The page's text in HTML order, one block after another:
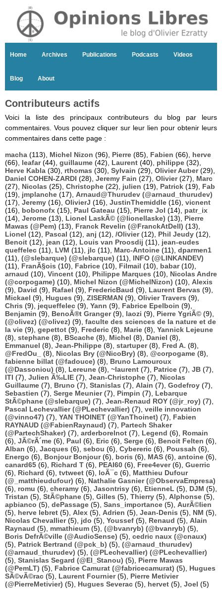
Home Archives Publications Podcasts Videos
Blog About
Contributeurs actifs
Voici la liste des principaux contributeurs du blog par leurs
commentaires. Vous pouvez cliquer sur leur lien pour obtenir leurs
commentaires dans cette page :
macha (113), Michel Nizon (96), Pierre (85), Fabien (66), herve
(66), leafar(44), guillaume (42), Laurent (40), philippe (32),
Herve Kabla (30), rthomas (30), Sylvain (29), Olivier Auber(29),
Daniel COHEN-ZARDI (28), Jeremy Fain (27), Olivier(27), Marc
(27), Nicolas (25), Christophe (22), julien (19), Patrick (19), Fab
(19), jmplanche (17), Arnaud@Thurudev (@arnaud_thurudev)
(17), Jeremy (16), OlivierJ (16), JustinThemiddle (16), vicnent
(16), bobonofx (15), Paul Gateau (15), Pierre Jol (14), patr_ix
(14), Jerome (13), Lionel LaskÃ© (@lionellaske) (13), Pierre
Mawas (@Pem) (13), Franck Revelin (@FranckAtDell) (13),
Lionel (12), Pascal (12), anj (12), /Olivier(12), Phil Jeudy (12),
Benoit (12), jean (12), Louis van Proosdij (11), jean-eudes
queffelec (11), LVM (11), jlc (11), Marc-Antoine (11), dparmen1
(11), (@slebarque) (@slebarque) (11), INFO (@LINKANDEV)
(11), FranÃ§ois (10), Fabrice (10), Filmail (10), babar(10),
arnaud (10), Vincent (10), Philippe Marques (10), Nicolas Andre
(@corpogame) (10), Michel Nizon (@MichelNizon) (10), Alexis
(9), David (9), Rafael (9), FredericBaud (9), Laurent Bervas (9),
Mickael (9), Hugues (9), ZISERMAN (9), Olivier Travers (9),
Chris (9), jequeffelec (9), Yann (9), Fabrice Epelboin (9),
Benjamin (9), BenoÃ®t Granger(9), laozi (9), Pierre YgriÃ© (9),
(@olivez) (@olivez) (9), faculte des sciences de la nature et de
la vie (9), gepettot (9), Frederic (8), Marie (8), Yannick Lejeune
(8), stephane (8), BScache (8), Michel (8), Daniel (8),
Emmanuel (8), Jean-Philippe (8), startuper(8), Fred A. (8),
@FredOu_
(8), Nicolas Bry (@NicoBry) (8), @corpogame (8),
fabienne billat (@fadouce) (8), Bruno Lamouroux
(@Dassoniou) (8), Lereune (8), ~laurent (7), Patrice (7), JB (7),
ITI (7), Julien Ã‰LIE (7), Jean-Christophe (7), Nicolas
Guillaume (7), Bruno (7), Stanislas (7), Alain (7), Godefroy (7),
Sebastien (7), Serge Meunier(7), Pimpin (7), Lebarque
StÃ©phane (@slebarque) (7), Jean-Renaud ROY (@jr_roy) (7),
Pascal Lechevallier (@PLechevallier) (7), veille innovation
(@vinno47) (7), YAN THOINET (@YanThoinet) (7), Fabien
RAYNAUD (@FabienRaynaud) (7), Partech Shaker
(@PartechShaker) (7), arderborelnot (7), Legend (6), Romain
(6), JÃ©rÃ´me (6), Paul (6), Eric (6), Serge (6), Benoit Felten (6),
Alban (6), Jacques (6), sebou (6), Cybereric (6), Poussah (6),
Energo (6), Bonjour Bonjour(6), boris (6), MAS (6), antoine (6),
canard65 (6), Richard T (6), PEAI60 (6), Free4ever(6), Guerric
(6), Richard (6), tvtweet (6), loÃ¯c (6), Matthieu Dufour
(@_matthieudufour) (6), Nathalie Gasnier (@ObservaEmpresa)
(6), romu (6), cheramy (6), Jasontrisy (6), EtienneL (5), DJM (5),
Tristan (5), StÃ©phane (5), Gilles (5), Thierry (5), Alphonse (5),
apbianco (5), dePassage (5), Sans_importance (5), AurÃ©lien
(5), herve lebret (5), Alex (5), Adrien (5), Jean-Denis (5), NM (5),
Nicolas Chevallier(5), jdo (5), Youssef (5), Renaud (5), Alain
Raynaud (5), mmathieum (5), (@bvanryb) (@bvanryb) (5),
Boris DefrÃ©ville (@AudioSense) (5), cedric naux (@cnaux)
(5), Patrick Bertrand (@pck_b) (5), (@arnaud_thurudev)
(@arnaud_thurudev) (5), (@PLechevallier) (@PLechevallier)
(5), Stanislas Segard (@El_Stanou) (5), Pierre Mawas
(@PemLT) (5), Fabrice Camurat (@fabricecamurat) (5), Hugues
SÃ©vÃ©rac (5), Laurent Fournier(5), Pierre Metivier
(@PierreMetivier) (5), Hugues Severac (5), hervet (5), Joel (5)